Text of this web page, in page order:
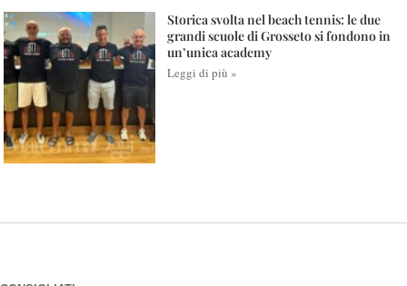
Storica svolta nel beach tennis: le due
grandi scuole di Grosseto si fondono in
un’unica academy
Leggi di più »